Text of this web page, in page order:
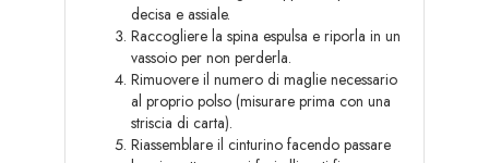
decisa e assiale.
Raccogliere la spina espulsa e riporla in un
vassoio per non perderla.
Rimuovere il numero di maglie necessario
al proprio polso (misurare prima con una
striscia di carta).
Riassemblare il cinturino facendo passare